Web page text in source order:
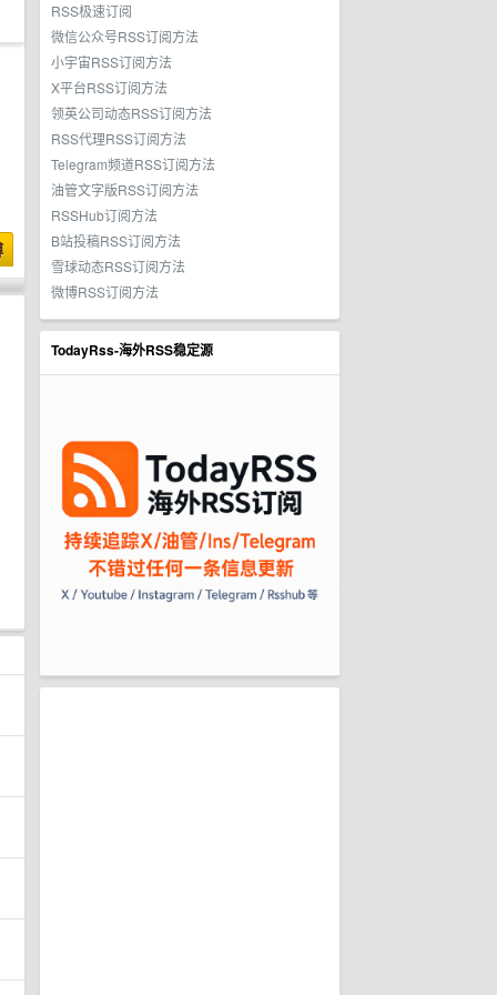
RSS极速订阅
微信公众号RSS订阅方法
小宇宙RSS订阅方法
X平台RSS订阅方法
领英公司动态RSS订阅方法
RSS代理RSS订阅方法
Telegram频道RSS订阅方法
油管文字版RSS订阅方法
RSSHub订阅方法
B站投稿RSS订阅方法
雪球动态RSS订阅方法
微博RSS订阅方法
TodayRss-海外RSS稳定源